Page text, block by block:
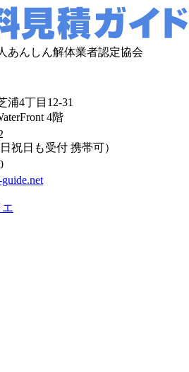
あんしん解体業者認定協会
浦4丁目12-31
4階
日祝日も受付 携帯可）